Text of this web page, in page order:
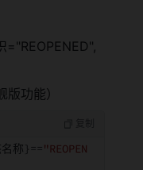
="REOPENED",
版功能）
称 } =="REOPENED"